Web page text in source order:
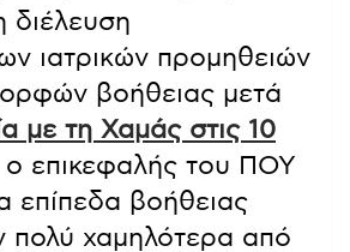
διέλευση
ιατρικών προμηθειών
βοήθειας μετά
με τη Χαμάς στις 10
ο επικεφαλής του ΠΟΥ
επίπεδα βοήθειας
πολύ χαμηλότερα από